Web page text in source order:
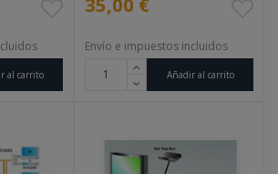
al carrito
Envío e impuestos incluidos
Añadir al carrito